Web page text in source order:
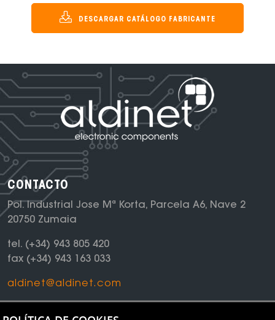
DESCARGAR CATÁLOGO FABRICANTE
CONTACTO
Pol. Industrial Jose Mª Korta, Parcela A6, Nave 2
20750 Zumaia
tel. (+34) 943 805 420
fax (+34) 943 163 033
aldinet@aldinet.com